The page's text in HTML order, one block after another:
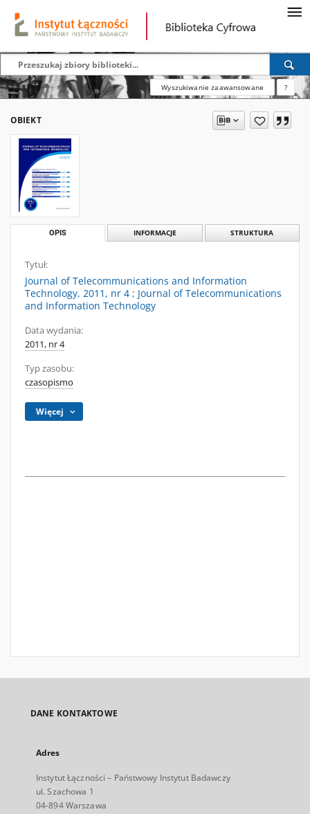
Wyszukiwanie zaawansowane ?
OBIEKT
OPIS INFORMACJE STRUKTURA
Tytuł:
Journal of Telecommunications and Information
Technology, 2011, nr 4 ; Journal of Telecommunications
and Information Technology
Data wydania:
2011, nr 4
Typ zasobu:
czasopismo
Więcej
DANE KONTAKTOWE
Adres
Instytut Łączności – Państwowy Instytut Badawczy
ul. Szachowa 1
04-894 Warszawa